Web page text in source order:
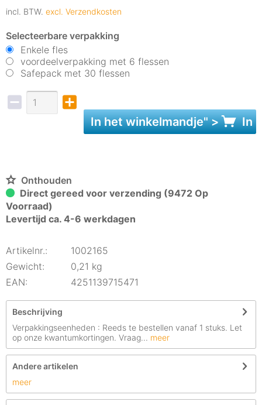
incl. BTW. excl. Verzendkosten
Selecteerbare verpakking
Enkele fles
voordeelverpakking met 6 flessen
Safepack met 30 flessen
In hetwinkelmandje" > In
Onthouden
Direct gereed voor verzending (9472 Op
Voorraad)
Levertijd ca. 4-6 werkdagen
Artikelnr.:
1002165
Gewicht:
0,21 kg
EAN:
4251139715471
Beschrijving
Verpakkingseenheden : Reeds te bestellen vanaf 1 stuks. Let
op onze kwantumkortingen. Vraag... meer
Andere artikelen
meer